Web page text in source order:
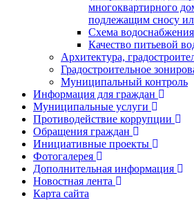
многоквартирного
подлежащим сносу
Схема
Качество питьевой
Архитектура,
Градостроительное
Муниципальный контроль
Информация для граждан
Муниципальные услуги
Противодействие коррупции
Обращения граждан
Инициативные проекты
Фотогалерея
Дополнительная информация
Новостная лента
Карта сайта